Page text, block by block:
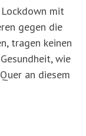
Lockdown mit
gegen die
tragen keinen
wie
an diesem